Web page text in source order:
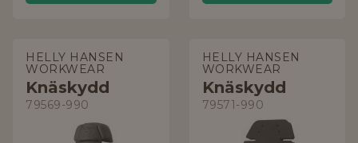
HELLY HANSEN
WORKWEAR
Knäskydd
79569-990
HELLY HANSEN
WORKWEAR
Knäskydd
79571-990